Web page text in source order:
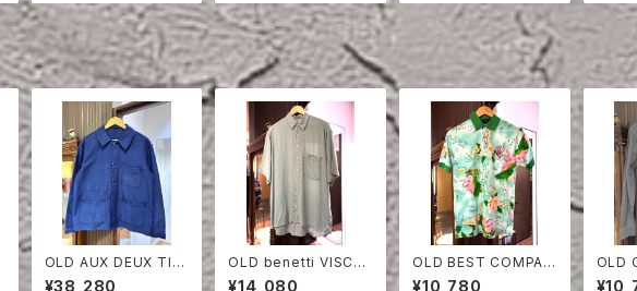
OLD AUX DEUX TIG
RE BLUE MOLESKIN
¥38,280
OLD benetti VISCO
SE HALF SLEEVE SH
¥14,080
OLD BEST COMPAN
Y POLO SHIRT
¥10,780
OLD